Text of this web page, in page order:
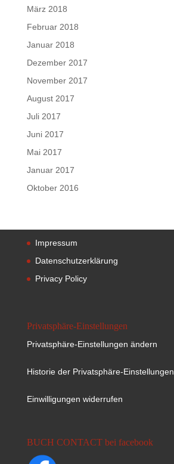
März 2018
Februar 2018
Januar 2018
Dezember 2017
November 2017
August 2017
Juli 2017
Juni 2017
Mai 2017
Januar 2017
Oktober 2016
Impressum
Datenschutzerklärung
Privacy Policy
Privatsphäre-Einstellungen
Privatsphäre-Einstellungen ändern
Historie der Privatsphäre-Einstellungen
Einwilligungen widerrufen
BUCH CONTACT bei facebook